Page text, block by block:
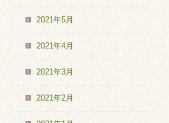
2021年5月
2021年4月
2021年3月
2021年2月